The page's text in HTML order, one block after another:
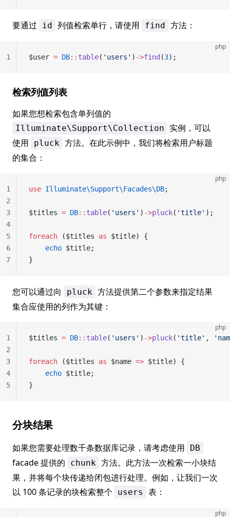
要通过 id 列值检索单行，请使用 find 方法：
php
$user = DB:: table( 'users' ) ->find (3);
1
检索列值列表
如果您想检索包含单列值的
Illuminate\Support\Collection
实例，可以
使用
pluck 方法。在此示例中，我们将检索用户标题
的集合：
php
use Illuminate\Support\Facades\DB;
$titles = DB:: table( 'users' ) ->pluck( 'title' );
foreach ($titles as $title) {
    echo
$title;
}
1
2
3
4
5
6
7
您可以通过向 pluck 方法提供第二个参数来指定结果
集合应使用的列作为其键：
php
$titles = DB:: table( 'users' ) ->pluck( 'title' ,
foreach ($titles as $name => $title) {
    echo
$title;
}
1
2
3
4
5
分块结果
如果您需要处理数千条数据库记录，请考虑使用 DB
facade 提供的 chunk 方法。此方法一次检索一小块结
果，并将每个块传递给闭包进行处理。例如，让我们一次
以 100 条记录的块检索整个
users 表：
php